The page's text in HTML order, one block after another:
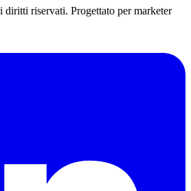
riservati. Progettato per marketer